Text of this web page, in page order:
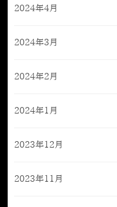
2024年4月
2024年3月
2024年2月
2024年1月
2023年12月
2023年11月